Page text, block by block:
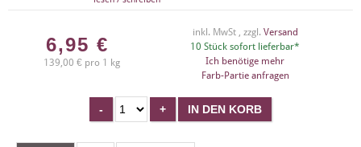
6,95 €
139,00 € pro 1 kg
inkl. MwSt , zzgl. Versand
10 Stück sofort lieferbar*
Ich benötige mehr
Farb-Partie anfragen